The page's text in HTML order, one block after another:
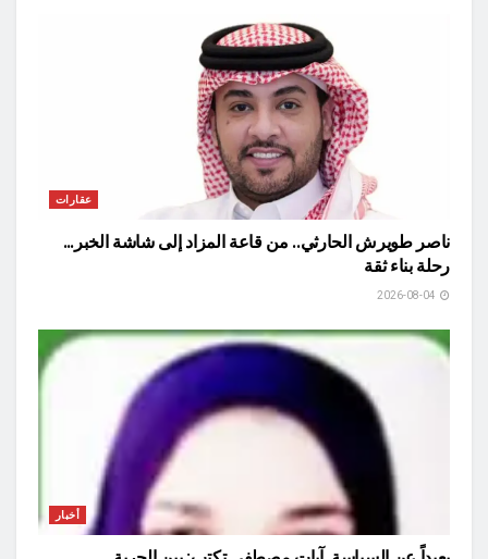
عقارات
ناصر طويرش الحارثي.. من قاعة المزاد إلى شاشة الخبر…
رحلة بناء ثقة
أخبار